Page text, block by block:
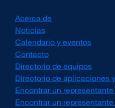
Acerca de
Noticias
Calendario y eventos
Contacto
Directorio de equipos
Directorio de aplicaciones
Encontrar un
Encontrar un